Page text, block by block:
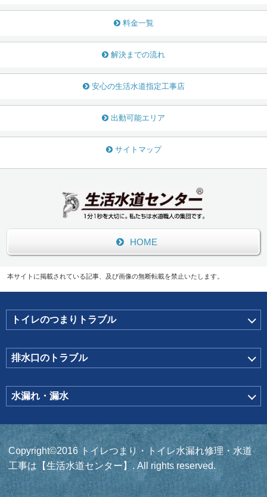
料金一覧
解決までの流れ
安心の生活水道指定工事店
出動可能エリア
サイトマップ
HOME
本サイトに掲載されている記事、及び画像の無断転載を禁止いたします。
トイレのつまりトラブル
排水口のトラブル
水漏れ・漏水
Copyright©2016 トイレつまり・トイレ水漏れ修理・水道
工事は【生活水道センター】. All rights reserved.